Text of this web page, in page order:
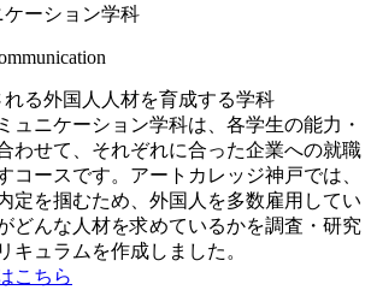
ケーション学科
れる外国人人材を育成する学科
ュニケーション学科は、各学生の能力・
わせて、それぞれに合った企業への就職
コースです。アートカレッジ神戸では、
定を掴むため、外国人を多数雇用してい
どんな人材を求めているかを調査・研究
キュラムを作成しました。
こちら